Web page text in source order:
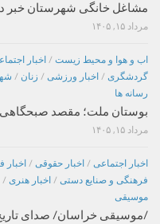
مشاغل خانگی شهرستان خبر
مرداد ۱۵, ۱۴۰۵
اب و هوا و محیط زیست / اخبار
گردشگری / اخبار ورزشی / زنان /
رسانه ها
بوستان ملت؛ مقصد
مرداد ۱۵, ۱۴۰۵
اخبار اجتماعی / اخبار حقوقی /
فرهنگی و صنایع دستی / اخبار هنری /
موسیقی
/موسیقی خراسان/ صدای